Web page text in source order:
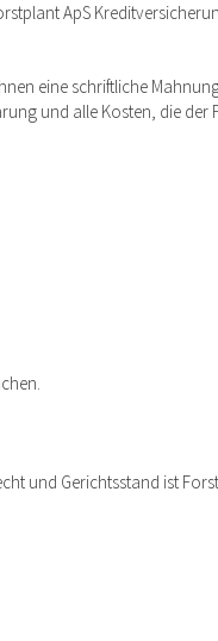
ApS
eine schriftliche
und alle Kosten, die der
und Gerichtsstand ist